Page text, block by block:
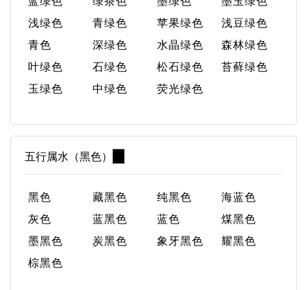
浅绿色
青绿色 苹果绿色
浅豆绿色
青色
深绿色 水晶绿色
森林绿色
叶绿色
石绿色 松石绿色
苔藓绿色
玉绿色
中绿色 荧光绿色
五行属水（黑色）
黑色 藏黑色 纯黑色
海蓝色
灰色
蓝黑色 蓝色
煤黑色
墨黑色
炭黑色 象牙黑色
耀黑色
棕黑色